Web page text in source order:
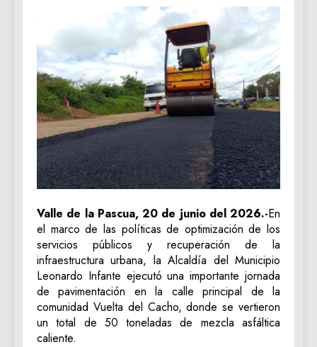
Valle de la Pascua, 20 de junio del 2026.-En
el marco de las políticas de optimización de los
servicios públicos y recuperación de la
infraestructura urbana, la Alcaldía del Municipio
Leonardo Infante ejecutó una importante jornada
de pavimentación en la calle principal de la
comunidad Vuelta del Cacho, donde se vertieron
un total de 50 toneladas de mezcla asfáltica
caliente.